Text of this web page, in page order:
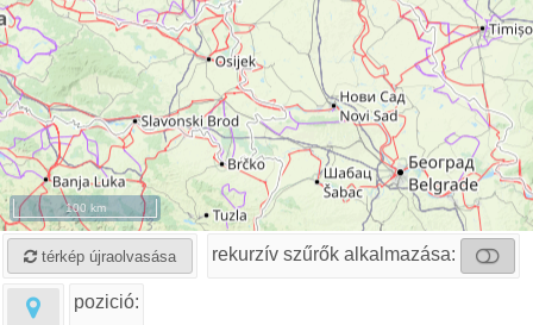
100 km
térkép újraolvasása rekurzív szűrők alkalmazása:
pozició: